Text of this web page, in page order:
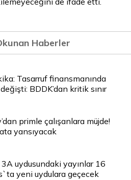
Haberler
Tasarruf finansmanında
BDDK’dan kritik sınır
primle çalışanlara müjde!
yansıyacak
uydusundaki yayınlar 16
yeni uydulara geçecek